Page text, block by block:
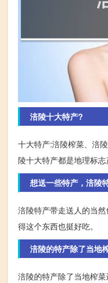
涪陵十大特产?
十大特产:涪陵榨菜、涪
陵十大特产都是地理标志
想送一些特产，涪陵
涪陵特产带走送人的当
得这个东西也挺好吃。
涪陵的特产除了当地
涪陵的特产除了当地榨